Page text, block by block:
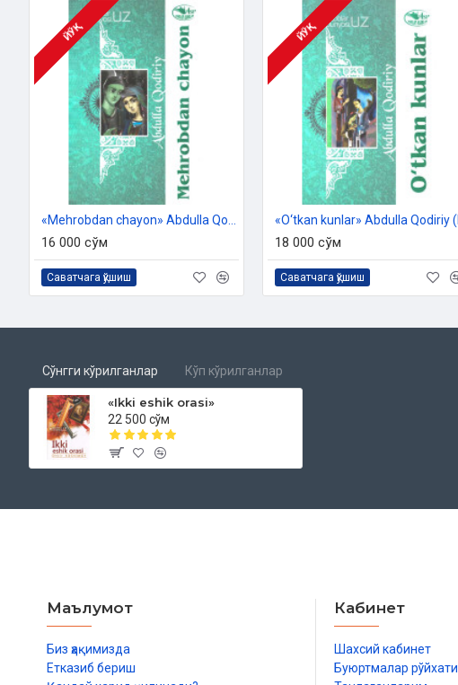
Nashriyot:
«Yangi asr avlodi»
Sana:2021-yil
Hajmi:
584 bet
ISBN: 978-9943-27-754-0
O'lchami:
84x108 1/32
Muqovasi:yumshoq
ЙЎҚ
16 000 сўм
Саватчага қўшиш
ЙЎҚ
18 000 сўм
Саватчага қўшиш
Сўнгги кўрилганлар Кўп кўрилганлар
«Ikki eshik orasi»
22 500 сўм
Маълумот
Биз ҳақимизда
Етказиб бериш
Кабинет
Шахсий кабинет
Буюртмалар рўйхати